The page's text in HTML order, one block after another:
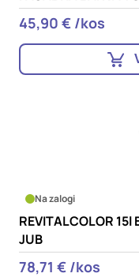
45,90 € /kos
Na zalogi
REVITALCOLOR 15l
JUB
78,71 € /kos